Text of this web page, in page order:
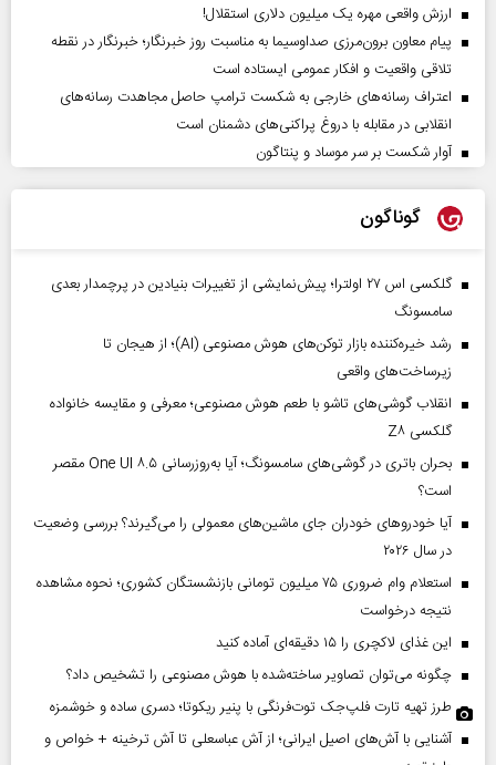
ارزش واقعی مهره یک میلیون دلاری استقلال!
پیام معاون برون‌مرزی صداوسیما به مناسبت روز خبرنگار؛ خبرنگار در نقطه
تلاقی واقعیت و افکار عمومی ایستاده است
اعتراف رسانه‌های خارجی به شکست ترامپ حاصل مجاهدت رسانه‌های
انقلابی در مقابله با دروغ پراکنی‌های دشمنان است
آوار شکست بر سر موساد و پنتاگون
گوناگون
گلکسی اس ۲۷ اولترا؛ پیش‌نمایشی از تغییرات بنیادین در پرچمدار بعدی
سامسونگ
رشد خیره‌کننده بازار توکن‌های هوش مصنوعی (AI)؛ از هیجان تا
زیرساخت‌های واقعی
انقلاب گوشی‌های تاشو‌ با طعم هوش مصنوعی؛ معرفی و مقایسه خانواده
گلکسی Z۸
بحران باتری در گوشی‌های سامسونگ؛ آیا به‌روزرسانی One UI ۸.۵ مقصر
است؟
آیا خودروهای خودران جای ماشین‌های معمولی را می‌گیرند؟ بررسی وضعیت
در سال ۲۰۲۶
استعلام وام ضروری ۷۵ میلیون تومانی بازنشستگان کشوری؛ نحوه مشاهده
نتیجه درخواست
این غذای لاکچری را ۱۵ دقیقه‌ای آماده کنید
چگونه می‌توان تصاویر ساخته‌شده با هوش مصنوعی را تشخیص داد؟
طرز تهیه تارت فلپ‌جک توت‌فرنگی با پنیر ریکوتا؛ دسری ساده و خوشمزه
آشنایی با آش‌های اصیل ایرانی؛ از آش عباسعلی تا آش ترخینه + خواص و